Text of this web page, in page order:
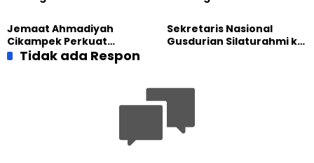
Generasi Unggul
Jemaat Ahmadiyah
Cikampek Perkuat
Komitmen Bangun Masjid
Sekretaris Nasional
Gusdurian Silaturahmi ke
Tidak ada Respon